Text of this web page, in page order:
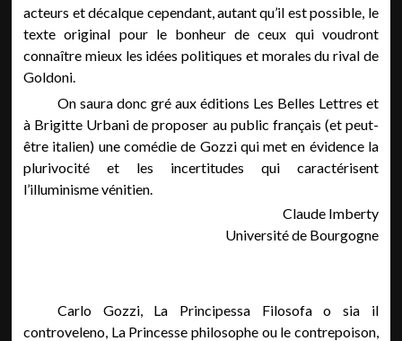
acteurs et décalque cependant, autant qu’il est possible, le
texte original pour le bonheur de ceux qui voudront
connaître mieux les idées politiques et morales du rival de
Goldoni.
On saura donc gré aux éditions Les Belles Lettres et
à Brigitte Urbani de proposer au public français (et peut-
être italien) une comédie de Gozzi qui met en évidence la
plurivocité et les incertitudes qui caractérisent
l’illuminisme vénitien.
Claude Imberty
Université de Bourgogne
Carlo Gozzi, La Principessa Filosofa o sia il
controveleno, La Princesse philosophe ou le contrepoison,